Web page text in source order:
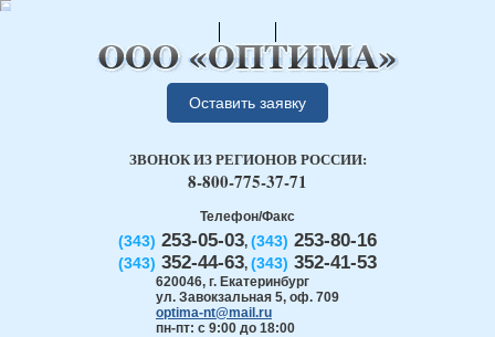
Оставить заявку
Телефон/Факс
(343) 253-05-03, (343) 253-80-16
(343) 352-44-63, (343) 352-41-53
620046, г. Екатеринбург
ул. Завокзальная 5, оф. 709
optima-nt@mail.ru
пн-пт: с 9:00 до 18:00
ЗВОНОК ИЗ РЕГИОНОВ РОССИИ:
8-800-775-37-71